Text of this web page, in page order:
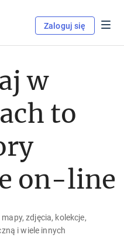
Zaloguj się
w
to
on-line
zdjęcia, kolekcje,
i wiele innych